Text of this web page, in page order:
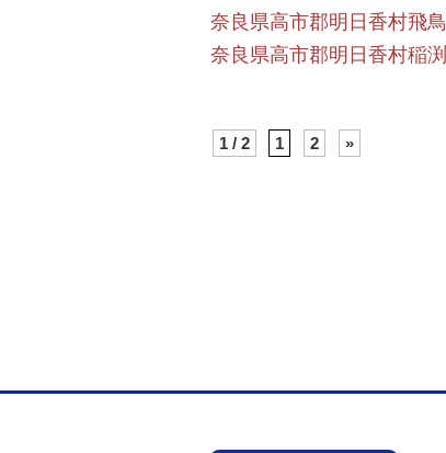
奈良県高市郡明日香村飛鳥
奈良県高市郡明日香村稲渕
1 / 2 1 2 »